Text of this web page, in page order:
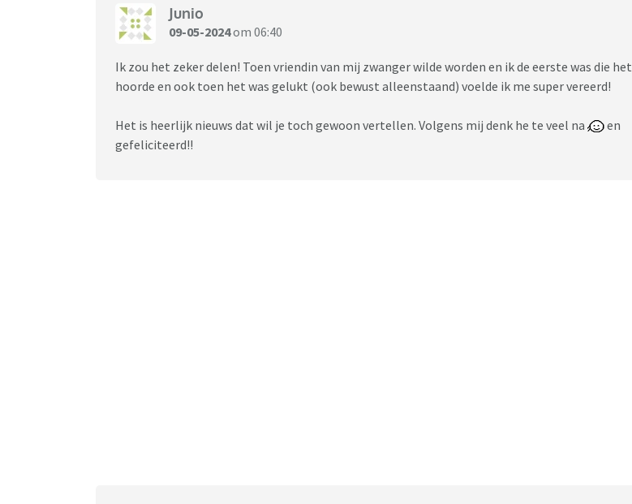
Junio
09-05-2024om 06:40
Ik zou het zeker delen! Toen vriendin van mij zwanger wilde worden en ik de eerste was die het
hoorde en ook toen het was gelukt (ook bewust alleenstaand) voelde ik me super vereerd!
Het is heerlijk nieuws dat wil je toch gewoon vertellen. Volgens mij denk he te veel na
en
gefeliciteerd!!